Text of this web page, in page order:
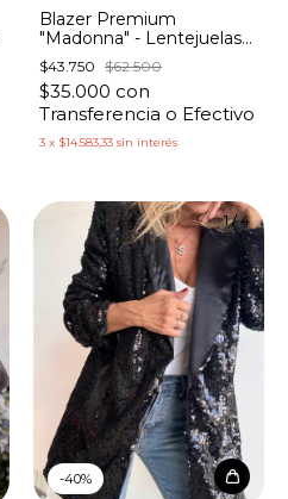
Blazer Premium
"Madonna" - Lentejuelas
Bordadas Hojas Black &
White
$43.750 $62.500
$35.000 con
Transferencia o Efectivo
3 x $14.583,33 sin interés
1/4
-40%